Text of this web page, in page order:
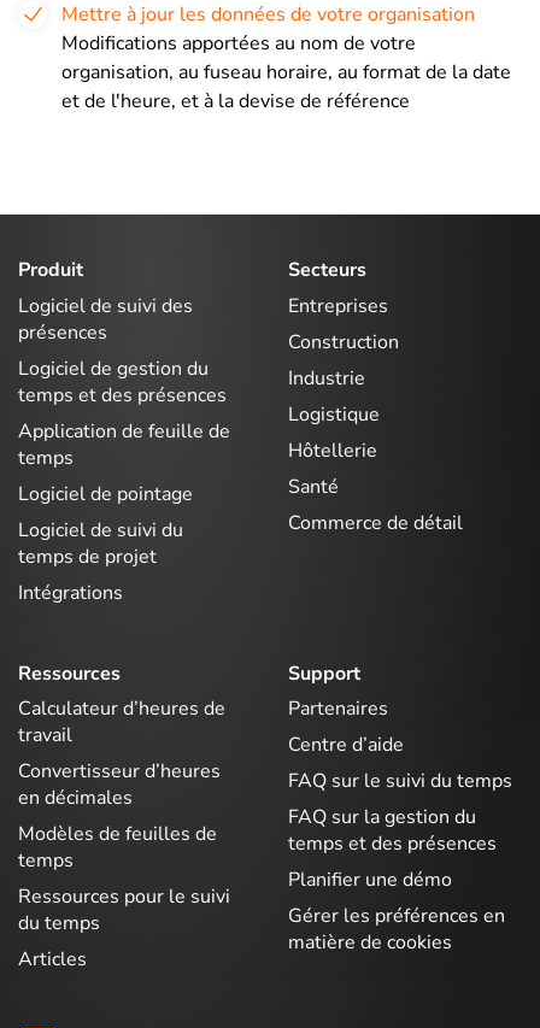
Mettre à jour les données de votre organisation
Modifications apportées au nom de votre
organisation, au fuseau horaire, au format de la date
et de l'heure, et à la devise de référence
Produit
Logiciel de suivi des
présences
Logiciel de gestion du
temps et des présences
Application de feuille de
temps
Logiciel de pointage
Logiciel de suivi du
temps de projet
Intégrations
Secteurs
Entreprises
Construction
Industrie
Logistique
Hôtellerie
Santé
Commerce de détail
Ressources
Calculateur d’heures de
travail
Convertisseur d’heures
en décimales
Modèles de feuilles de
temps
Ressources pour le suivi
du temps
Articles
Support
Partenaires
Centre d’aide
FAQ sur le suivi du temps
FAQ sur la gestion du
temps et des présences
Planifier une démo
Gérer les préférences en
matière de cookies